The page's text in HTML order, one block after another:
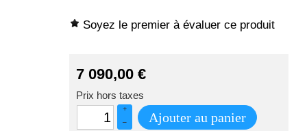
Soyez le premier à évaluer ce produit
7 090,00 €
Prix hors taxes
+
–
Ajouter au panier